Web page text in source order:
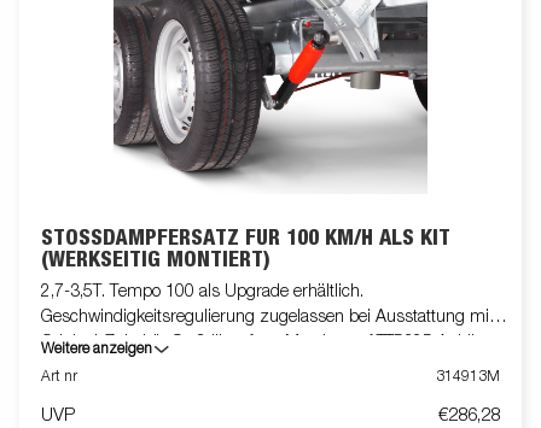
STOSSDÄMPFERSATZ FÜR 100 KM/H ALS KIT (
WERKSEITIG MONTIERT)
2,7-3,5T. Tempo 100 als Upgrade erhältlich.
Geschwindigkeitsregulierung zugelassen bei Ausstattung mit
Original-Zubehör-Stoßdämpfern. Montiert auf TT5325 Anhänger
Weitere anzeigen
Art nr
314913M
UVP €286,28